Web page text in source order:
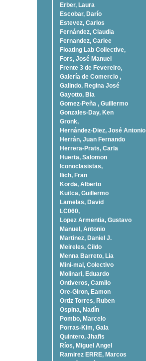
Erber, Laura
Escobar, Darío
Estevez, Carlos
Fernández, Claudia
Fernandez, Carlee
Floating Lab Collective,
Fors, José Manuel
Frente 3 de Fevereiro,
Galería de Comercio ,
Galindo, Regina José
Gayotto, Bia
Gomez-Peña , Guillermo
Gonzales-Day, Ken
Gronk,
Hernández-Diez, José Antonio
Herrán, Juan Fernando
Herrera-Prats, Carla
Huerta, Salomon
Iconoclasistas,
Ilich, Fran
Korda, Alberto
Kuitca, Guillermo
Lamelas, David
LC060,
Lopez Armentia, Gustavo
Manuel, Antonio
Martinez, Daniel J.
Meireles, Cildo
Menna Barreto, Lia
Mini-mal, Colectivo
Molinari, Eduardo
Ontiveros, Camilo
Ore-Giron, Eamon
Ortiz Torres, Ruben
Ospina, Nadí­n
Pombo, Marcelo
Porras-Kim, Gala
Quintero, Jhafis
Rí­os, Miguel Angel
Ramirez ERRE, Marcos